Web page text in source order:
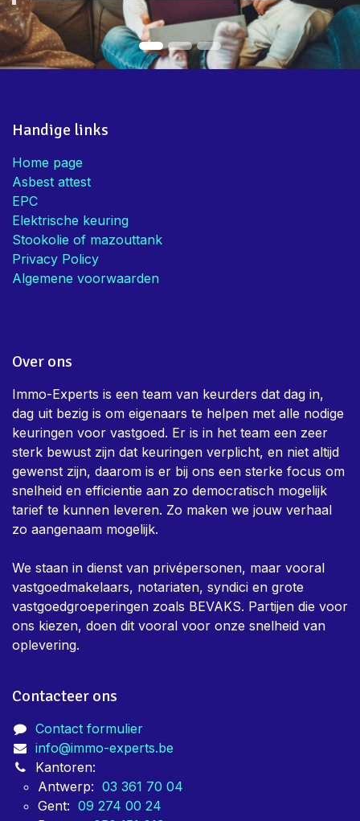
Handige links
Home page
Asbest attest
EPC
Elektrische keuring
Stookolie of mazouttank
Privacy Policy
Algemene voorwaarden
Over ons
Immo-Experts is een team van keurders dat dag in,
dag uit bezig is om eigenaars te helpen met alle nodige
keuringen voor vastgoed. Er is in het team een zeer
sterk bewust zijn dat keuringen verplicht, en niet altijd
gewenst zijn, daarom is er bij ons een sterke focus om
snelheid en efficientie aan zo democratisch mogelijk
tarief te kunnen leveren. Zo maken we jouw verhaal
zo aangenaam mogelijk.
We staan in dienst van privépersonen, maar vooral
vastgoedmakelaars, notariaten, syndici en grote
vastgoedgroeperingen zoals BEVAKS. Partijen die voor
ons kiezen, doen dit vooral voor onze snelheid van
oplevering.
Contacteer ons
Contact formulier
info@immo-experts.be
Kantoren:
Antwerp: 03 361 70 04
Gent: 09 274 00 24